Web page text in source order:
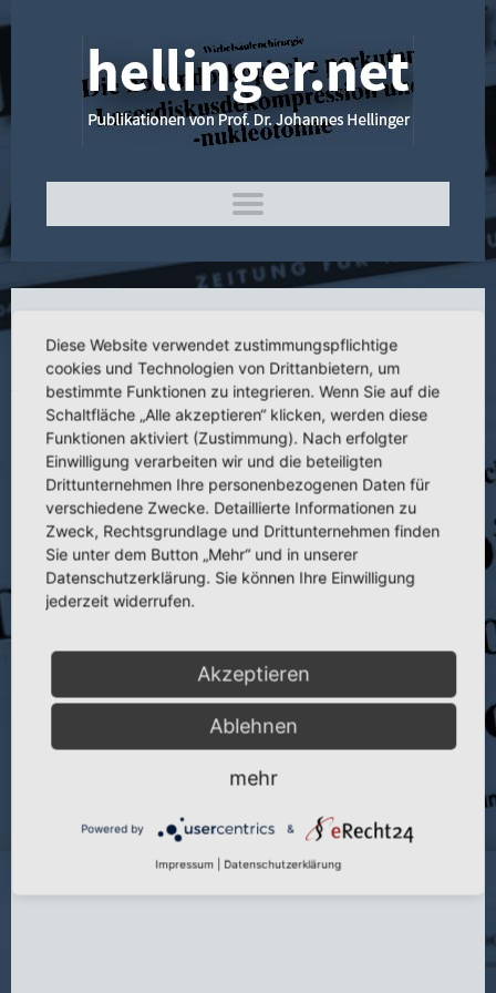
3.110 Der transoropharyngeale Zugang zu
C1 und C2
Der transoropharyngeale Zugang zu C1 und C2
Publikation:Beitr. Orthop. u. Traumatol. 28 (1981)
Seite:25–31
Autor:J. Hellinger
Der transoropharyngeale Zugang zu C 1 und C 2 – vollständiger Artikel
Diese Website verwendet zustimmungspflichtige
cookies und Technologien von Drittanbietern, um
bestimmte Funktionen zu integrieren. Wenn Sie auf die
Schaltfläche „Alle akzeptieren“ klicken, werden diese
Funktionen aktiviert (Zustimmung). Nach erfolgter
Einwilligung verarbeiten wir und die beteiligten
Drittunternehmen Ihre personenbezogenen Daten für
verschiedene Zwecke. Detaillierte Informationen zu
Zweck, Rechtsgrundlage und Drittunternehmen finden
Sie unter dem Button „Mehr“ und in unserer
Datenschutzerklärung. Sie können Ihre Einwilligung
jederzeit widerrufen.
Akzeptieren
Ablehnen
mehr
Powered by &
Impressum Datenschutzerklärung